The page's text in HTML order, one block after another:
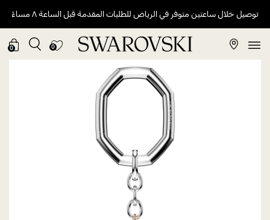
توصيل خلال ساعتين متوفر في الرياض للطلبات المقدمة قبل الساعة ٨ مساءً
0
0